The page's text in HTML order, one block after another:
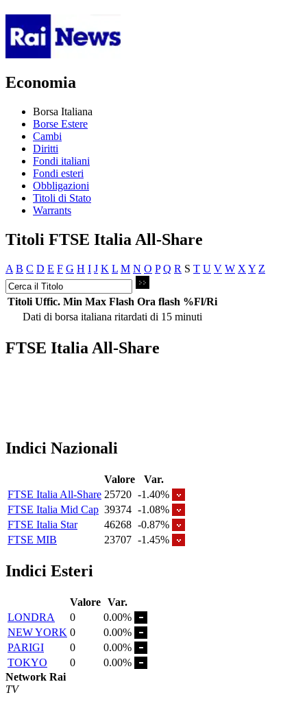
Economia
Borsa Italiana
Borse Estere
Cambi
Diritti
Fondi italiani
Fondi esteri
Obbligazioni
Titoli di Stato
Warrants
Titoli FTSE Italia All-Share
A B C D E F G H I J K L M N O P Q R S T U V W X Y Z
Titoli Uffic. Min Max Flash Ora flash %Fl/Ri
Dati di borsa italiana ritardati di 15 minuti
FTSE Italia All-Share
Indici Nazionali
Valore
Var.
FTSE Italia All-Share 25720 -1.40%
FTSE Italia Mid Cap 39374 -1.08%
FTSE Italia Star
46268 -0.87%
FTSE MIB
23707 -1.45%
Indici Esteri
Valore Var.
LONDRA
0
0.00%
NEW YORK 0
0.00%
PARIGI
0
0.00%
TOKYO
0
0.00%
Network Rai
TV